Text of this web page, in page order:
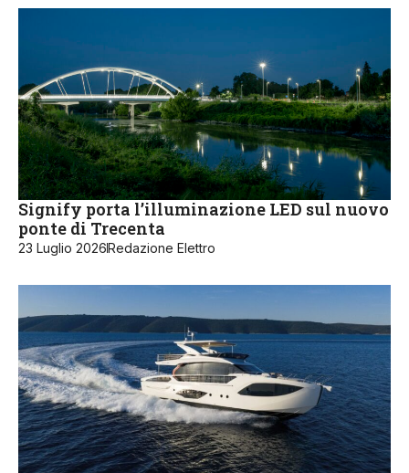
Signify porta l’illuminazione LED sul nuovo
ponte di Trecenta
23 Luglio 2026Redazione Elettro